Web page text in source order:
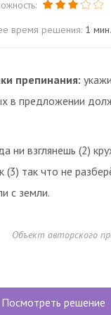
время решения: 1
препинания:
в предложении
ни взглянешь (2)
(3) так что не
с земли.
Объект авторского
Посмотреть решение